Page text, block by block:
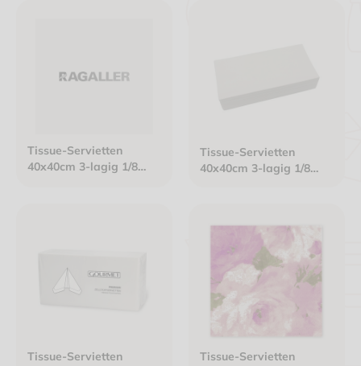
Tissue-Servietten
40x40cm 3-lagig 1/8
Tissue-Servietten
40x40cm 3-lagig 1/8
Tissue-Servietten
Tissue-Servietten